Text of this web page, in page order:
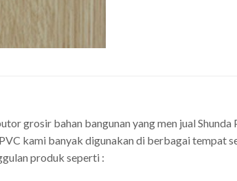
grosir bahan bangunan yang men jual
kami banyak digunakan di berbagai tempat
produk seperti :